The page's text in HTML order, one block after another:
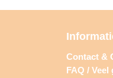
Contact &
FAQ / Veel